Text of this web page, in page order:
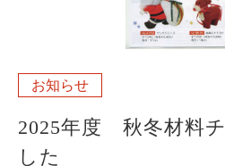
お知らせ
2025年度 秋冬材料
した